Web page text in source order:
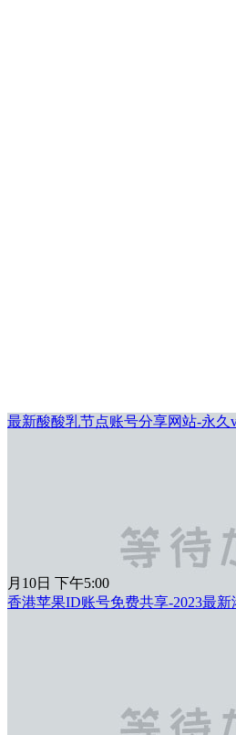
最新酸酸乳节点账号分享网站-永久
月10日 下午5:00
香港苹果ID账号免费共享-2023最